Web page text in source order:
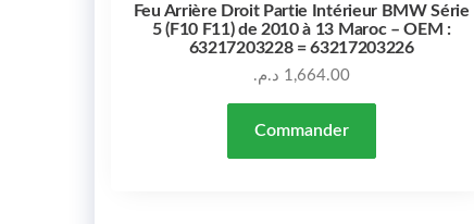
Feu Arrière Droit Partie Intérieur BMW Série
5 (F10 F11) de 2010 à 13 Maroc – OEM :
63217203228 = 63217203226
1,664.00 د.م.
Commander